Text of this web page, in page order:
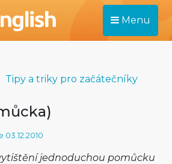
Menu
Tipy a triky pro začátečníky
jednoduchou pomůcku